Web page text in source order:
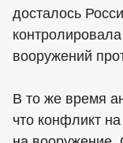
досталось
вооружений
В то же время
что конфликт